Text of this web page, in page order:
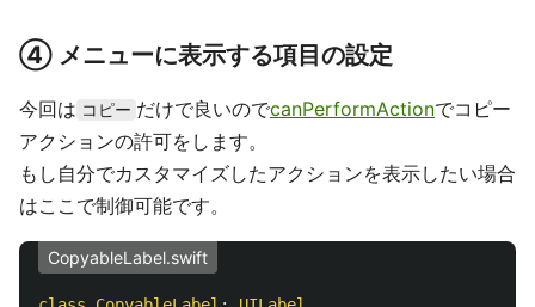
④ メニューに表示する項目の設定
今回は コピー だけで良いのでcanPerformActionでコピー
アクションの許可をします。
もし自分でカスタマイズしたアクションを表示したい場合
はここで制御可能です。
CopyableLabel.swift